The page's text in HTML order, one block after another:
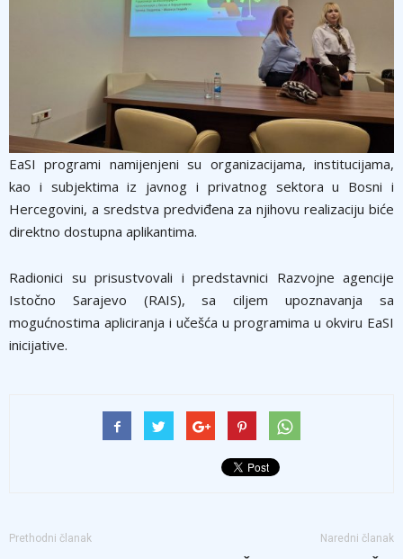
EaSI programi namijenjeni su organizacijama, institucijama,
kao i subjektima iz javnog i privatnog sektora u Bosni i
Hercegovini, a sredstva predviđena za njihovu realizaciju biće
direktno dostupna aplikantima.
Radionici su prisustvovali i predstavnici Razvojne agencije
Istočno Sarajevo (RAIS), sa ciljem upoznavanja sa
mogućnostima apliciranja i učešća u programima u okviru EaSI
inicijative.
Prethodni članak Naredni članak